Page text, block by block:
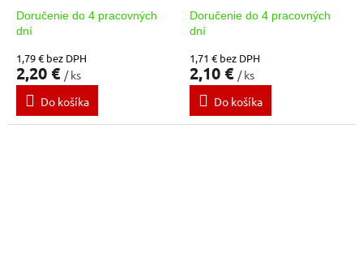
Doručenie do 4 pracovných
dní
1,79 € bez DPH
2,20 € / ks
Do košíka
Doručenie do 4 pracovných
dní
1,71 € bez DPH
2,10 € / ks
Do košíka